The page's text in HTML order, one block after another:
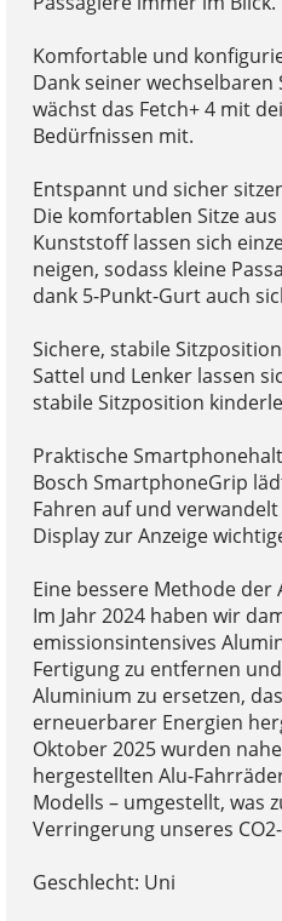
Komfortable und
Dank seiner
wächst das Fetch+ 4 mit
Bedürfnissen mit.
Entspannt und sicher
Die komfortablen Sitze
Kunststoff lassen sich
neigen, sodass kleine
dank 5-Punkt-Gurt auch
Sichere, stabile Sitzposition
Sattel und Lenker lassen
stabile Sitzposition
Praktische
Bosch SmartphoneGrip
Fahren auf und
Display zur Anzeige
Eine bessere Methode
Im Jahr 2024 haben wir
emissionsintensives
Fertigung zu entfernen
Aluminium zu ersetzen,
erneuerbarer Energien
Oktober 2025 wurden
hergestellten Alu-
Modells – umgestellt, was
Verringerung unseres
Geschlecht: Uni